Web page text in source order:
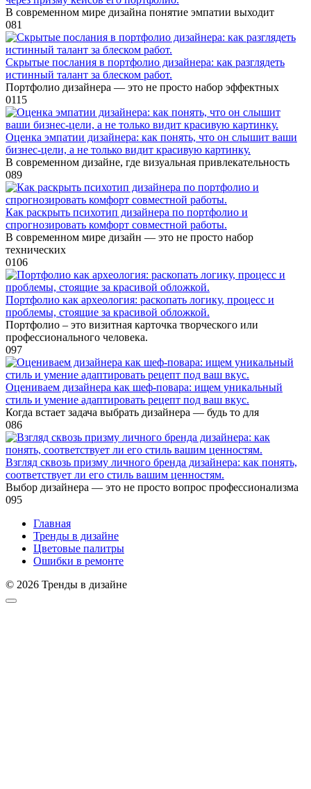
В современном мире дизайна понятие эмпатии выходит
081
Скрытые послания в портфолио дизайнера: как разглядеть
истинный талант за блеском работ.
Портфолио дизайнера — это не просто набор эффектных
0115
Оценка эмпатии дизайнера: как понять, что он слышит ваши
бизнес-цели, а не только видит красивую картинку.
В современном дизайне, где визуальная привлекательность
089
Как раскрыть психотип дизайнера по портфолио и
спрогнозировать комфорт совместной работы.
В современном мире дизайн — это не просто набор
технических
0106
Портфолио как археология: раскопать логику, процесс и
проблемы, стоящие за красивой обложкой.
Портфолио – это визитная карточка творческого или
профессионального человека.
097
Оцениваем дизайнера как шеф-повара: ищем уникальный
стиль и умение адаптировать рецепт под ваш вкус.
Когда встает задача выбрать дизайнера — будь то для
086
Взгляд сквозь призму личного бренда дизайнера: как понять,
соответствует ли его стиль вашим ценностям.
Выбор дизайнера — это не просто вопрос профессионализма
095
Главная
Тренды в дизайне
Цветовые палитры
Ошибки в ремонте
© 2026 Тренды в дизайне